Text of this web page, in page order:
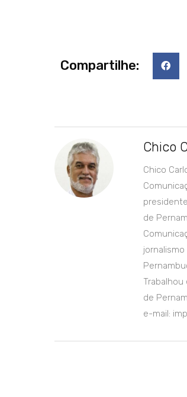
Compartilhe:
Chico
Chico
de
de
e-mail: